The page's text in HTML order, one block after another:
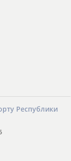
Республики